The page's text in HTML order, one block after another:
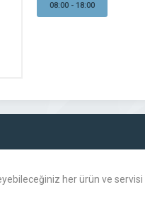
08:00 - 18:00
her ürün ve